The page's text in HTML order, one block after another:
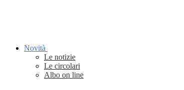
Novità
Le notizie
Le circolari
Albo on line